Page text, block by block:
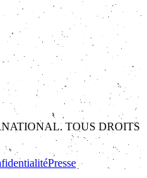
TOUS DROITS
Presse